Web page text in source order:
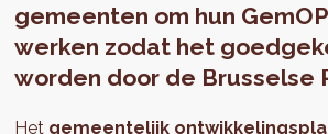
gemeenten om hun
werken zodat het
worden door de Brusselse
Het gemeentelijk